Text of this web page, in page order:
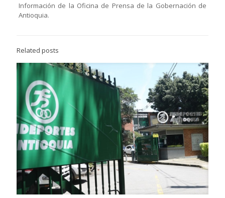
Información de la Oficina de Prensa de la Gobernación de
Antioquia.
Related posts